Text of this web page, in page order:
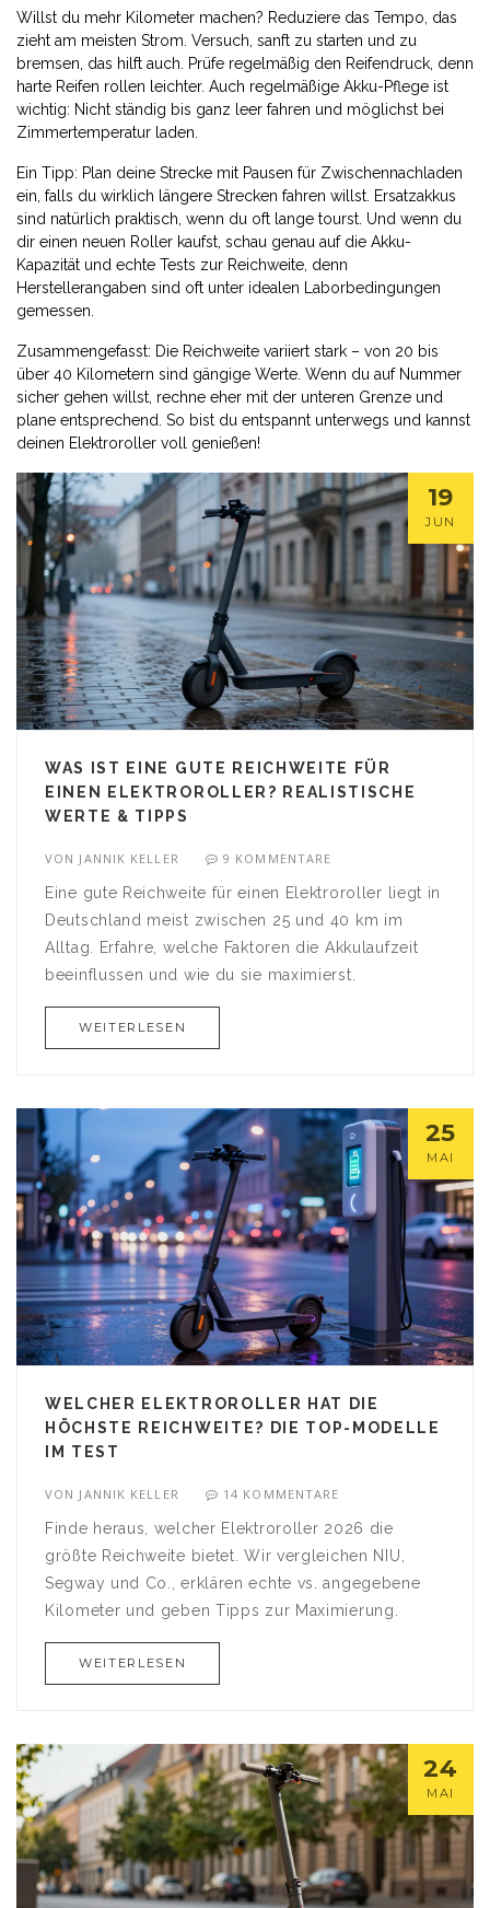
Willst du mehr Kilometer machen? Reduziere das Tempo, das
zieht am meisten Strom. Versuch, sanft zu starten und zu
bremsen, das hilft auch. Prüfe regelmäßig den Reifendruck, denn
harte Reifen rollen leichter. Auch regelmäßige Akku-Pflege ist
wichtig: Nicht ständig bis ganz leer fahren und möglichst bei
Zimmertemperatur laden.
Ein Tipp: Plan deine Strecke mit Pausen für Zwischennachladen
ein, falls du wirklich längere Strecken fahren willst. Ersatzakkus
sind natürlich praktisch, wenn du oft lange tourst. Und wenn du
dir einen neuen Roller kaufst, schau genau auf die Akku-
Kapazität und echte Tests zur Reichweite, denn
Herstellerangaben sind oft unter idealen Laborbedingungen
gemessen.
Zusammengefasst: Die Reichweite variiert stark – von 20 bis
über 40 Kilometern sind gängige Werte. Wenn du auf Nummer
sicher gehen willst, rechne eher mit der unteren Grenze und
plane entsprechend. So bist du entspannt unterwegs und kannst
deinen Elektroroller voll genießen!
19
JUN
WAS IST EINE GUTE REICHWEITE FÜR
EINEN ELEKTROROLLER? REALISTISCHE
WERTE & TIPPS
VON JANNIK KELLER 9 KOMMENTARE
Eine gute Reichweite für einen Elektroroller liegt in
Deutschland meist zwischen 25 und 40 km im
Alltag. Erfahre, welche Faktoren die Akkulaufzeit
beeinflussen und wie du sie maximierst.
WEITERLESEN
25
MAI
WELCHER ELEKTROROLLER HAT DIE
HÖCHSTE REICHWEITE? DIE TOP-MODELLE
IM TEST
VON JANNIK KELLER 14 KOMMENTARE
Finde heraus, welcher Elektroroller 2026 die
größte Reichweite bietet. Wir vergleichen NIU,
Segway und Co., erklären echte vs. angegebene
Kilometer und geben Tipps zur Maximierung.
WEITERLESEN
24
MAI